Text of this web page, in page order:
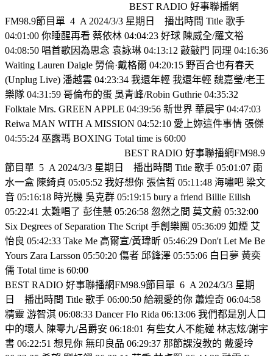
BEST RADIO 好事聯播網
FM98.9節目單 4 A 2024/3/3 星期日
播出時間 Title 歌手
04:01:00 你睡醒再看 蔡依林 04:04:23 好球 陳威全/羅文裕
04:08:50 唱首歌因為思念 袁詠琳 04:13:12 敲敲門 同理 04:16:36
Waiting Lauren Daigle 勞倫·戴格爾 04:20:15 野百合也有春天
(Unplug Live) 潘越雲 04:23:34 我還年輕 我還年輕 魏嘉瑩/老王
樂隊 04:31:59 哥倫布的蛋 吳青峰/Robin Guthrie 04:35:32
Folktale Mrs. GREEN APPLE 04:39:56 新世界 華晨宇 04:47:03
Reiwa MAN WITH A MISSION 04:52:10 愛上妳這件事情 張傑
04:55:24 巫露瑪 BOXING Total time is 60:00
BEST RADIO 好事聯播網FM98.9
節目單 5 A 2024/3/3 星期日
播出時間 Title 歌手 05:01:07 雨
水一盒 陳綺貞 05:05:52 我好想你 張信哲 05:11:48 海嘯吧 梁文
音 05:16:18 時光機 吳克群 05:19:15 bury a friend Billie Eilish
05:22:41 太難唱了 彭佳慧 05:26:58 忽然之間 莫文蔚 05:32:00
Six Degrees of Separation The Script 手創樂團 05:36:09 如煙 艾
怡良 05:42:33 Take Me 高爾宣/黃瑋昕 05:46:29 Don't Let Me Be
Yours Zara Larsson 05:50:20 傷者 邱鋒澤 05:55:06 白日夢 黃奕
儒 Total time is 60:00
BEST RADIO 好事聯播網FM98.9節目單 6 A 2024/3/3 星期
日
播出時間 Title 歌手 06:00:50 給親愛的你 蕭煌奇 06:04:58
精靈 游智淇 06:08:33 Dancer Flo Rida 06:13:06 我們都是別人口
中的壞人 陳零九/呂爵安 06:18:01 有些女人不能碰 林志炫/謝宇
書 06:22:51 想見你 無印良品 06:29:37 那節課沒教的 戴愛玲